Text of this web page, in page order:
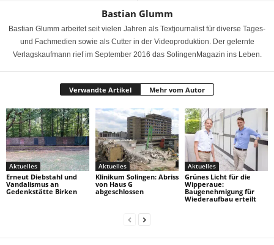
Bastian Glumm
Bastian Glumm arbeitet seit vielen Jahren als Textjournalist für diverse Tages-
und Fachmedien sowie als Cutter in der Videoproduktion. Der gelernte
Verlagskaufmann rief im September 2016 das SolingenMagazin ins Leben.
Verwandte Artikel Mehr vom Autor
Aktuelles
Erneut Diebstahl und
Vandalismus an
Gedenkstätte Birken
Aktuelles
Klinikum Solingen: Abriss
von Haus G
abgeschlossen
Aktuelles
Grünes Licht für die
Wipperaue:
Baugenehmigung für
Wiederaufbau erteilt